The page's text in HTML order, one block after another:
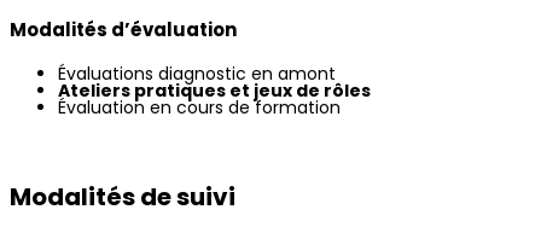
Modalités d’évaluation
Évaluations diagnostic en amont
Ateliers pratiques et jeux de rôles
Évaluation en cours de formation
Modalités de suivi